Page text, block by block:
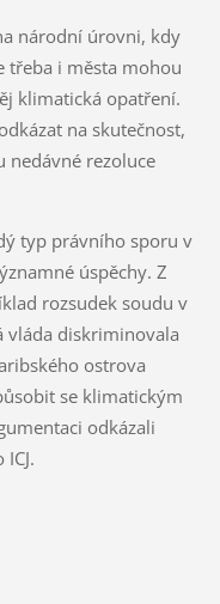
národní úrovni, kdy
třeba i města mohou
klimatická opatření.
na skutečnost,
nedávné rezoluce
typ právního sporu v
úspěchy. Z
rozsudek soudu v
vláda diskriminovala
ostrova
se klimatickým
odkázali